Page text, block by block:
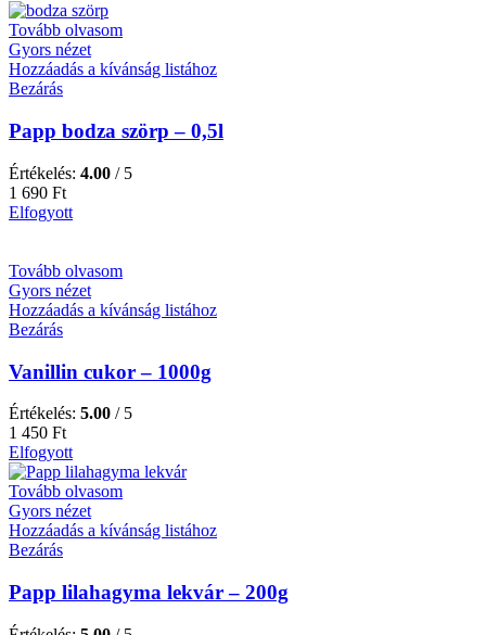
Tovább olvasom
Gyors nézet
Hozzáadás a kívánság listához
Bezárás
Papp bodza szörp – 0,5l
Értékelés: 4.00 / 5
1 690 Ft
Elfogyott
Tovább olvasom
Gyors nézet
Hozzáadás a kívánság listához
Bezárás
Vanillin cukor – 1000g
Értékelés: 5.00 / 5
1 450 Ft
Elfogyott
Tovább olvasom
Gyors nézet
Hozzáadás a kívánság listához
Bezárás
Papp lilahagyma lekvár – 200g